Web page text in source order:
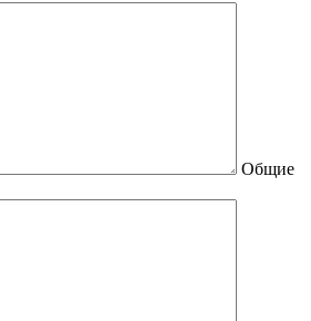
Общие